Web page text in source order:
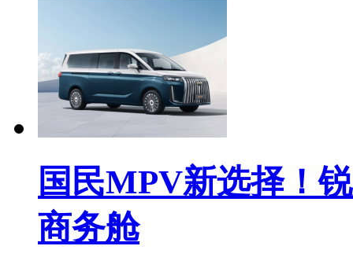
国民MPV新选择！
商务舱